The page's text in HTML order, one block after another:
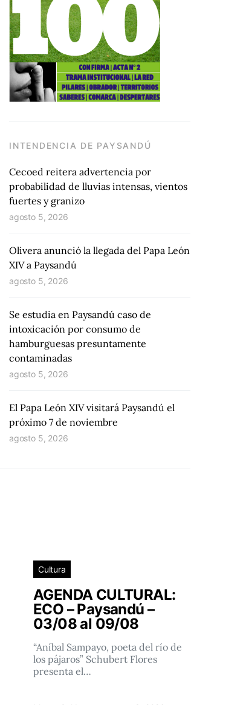
INTENDENCIA DE PAYSANDÚ
Cecoed reitera advertencia por
probabilidad de lluvias intensas, vientos
fuertes y granizo
agosto 5, 2026
Olivera anunció la llegada del Papa León
XIV a Paysandú
agosto 5, 2026
Se estudia en Paysandú caso de
intoxicación por consumo de
hamburguesas presuntamente
contaminadas
agosto 5, 2026
El Papa León XIV visitará Paysandú el
próximo 7 de noviembre
agosto 5, 2026
Cultura
AGENDA CULTURAL:
ECO – Paysandú –
03/08 al 09/08
“Aníbal Sampayo, poeta del río de
los pájaros” Schubert Flores
presenta el…